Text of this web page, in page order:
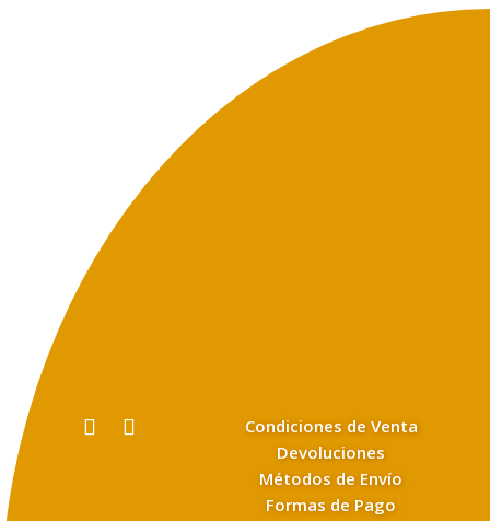
Condiciones de Venta
Devoluciones
Métodos de Envío
Formas de Pago